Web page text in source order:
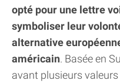
opté pour une lettre
symboliser leur
alternative
américain. Basée en
avant plusieurs